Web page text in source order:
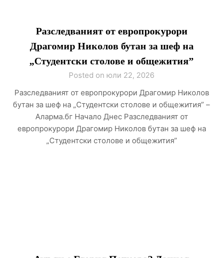
Разследваният от европрокурори
Драгомир Николов бутан за шеф на
„Студентски столове и общежития”
Posted on юли 22, 2026
Разследваният от европрокурори Драгомир Николов
бутан за шеф на „Студентски столове и общежития” –
Аларма.бг Начало Днес Разследваният от
европрокурори Драгомир Николов бутан за шеф на
„Студентски столове и общежития”